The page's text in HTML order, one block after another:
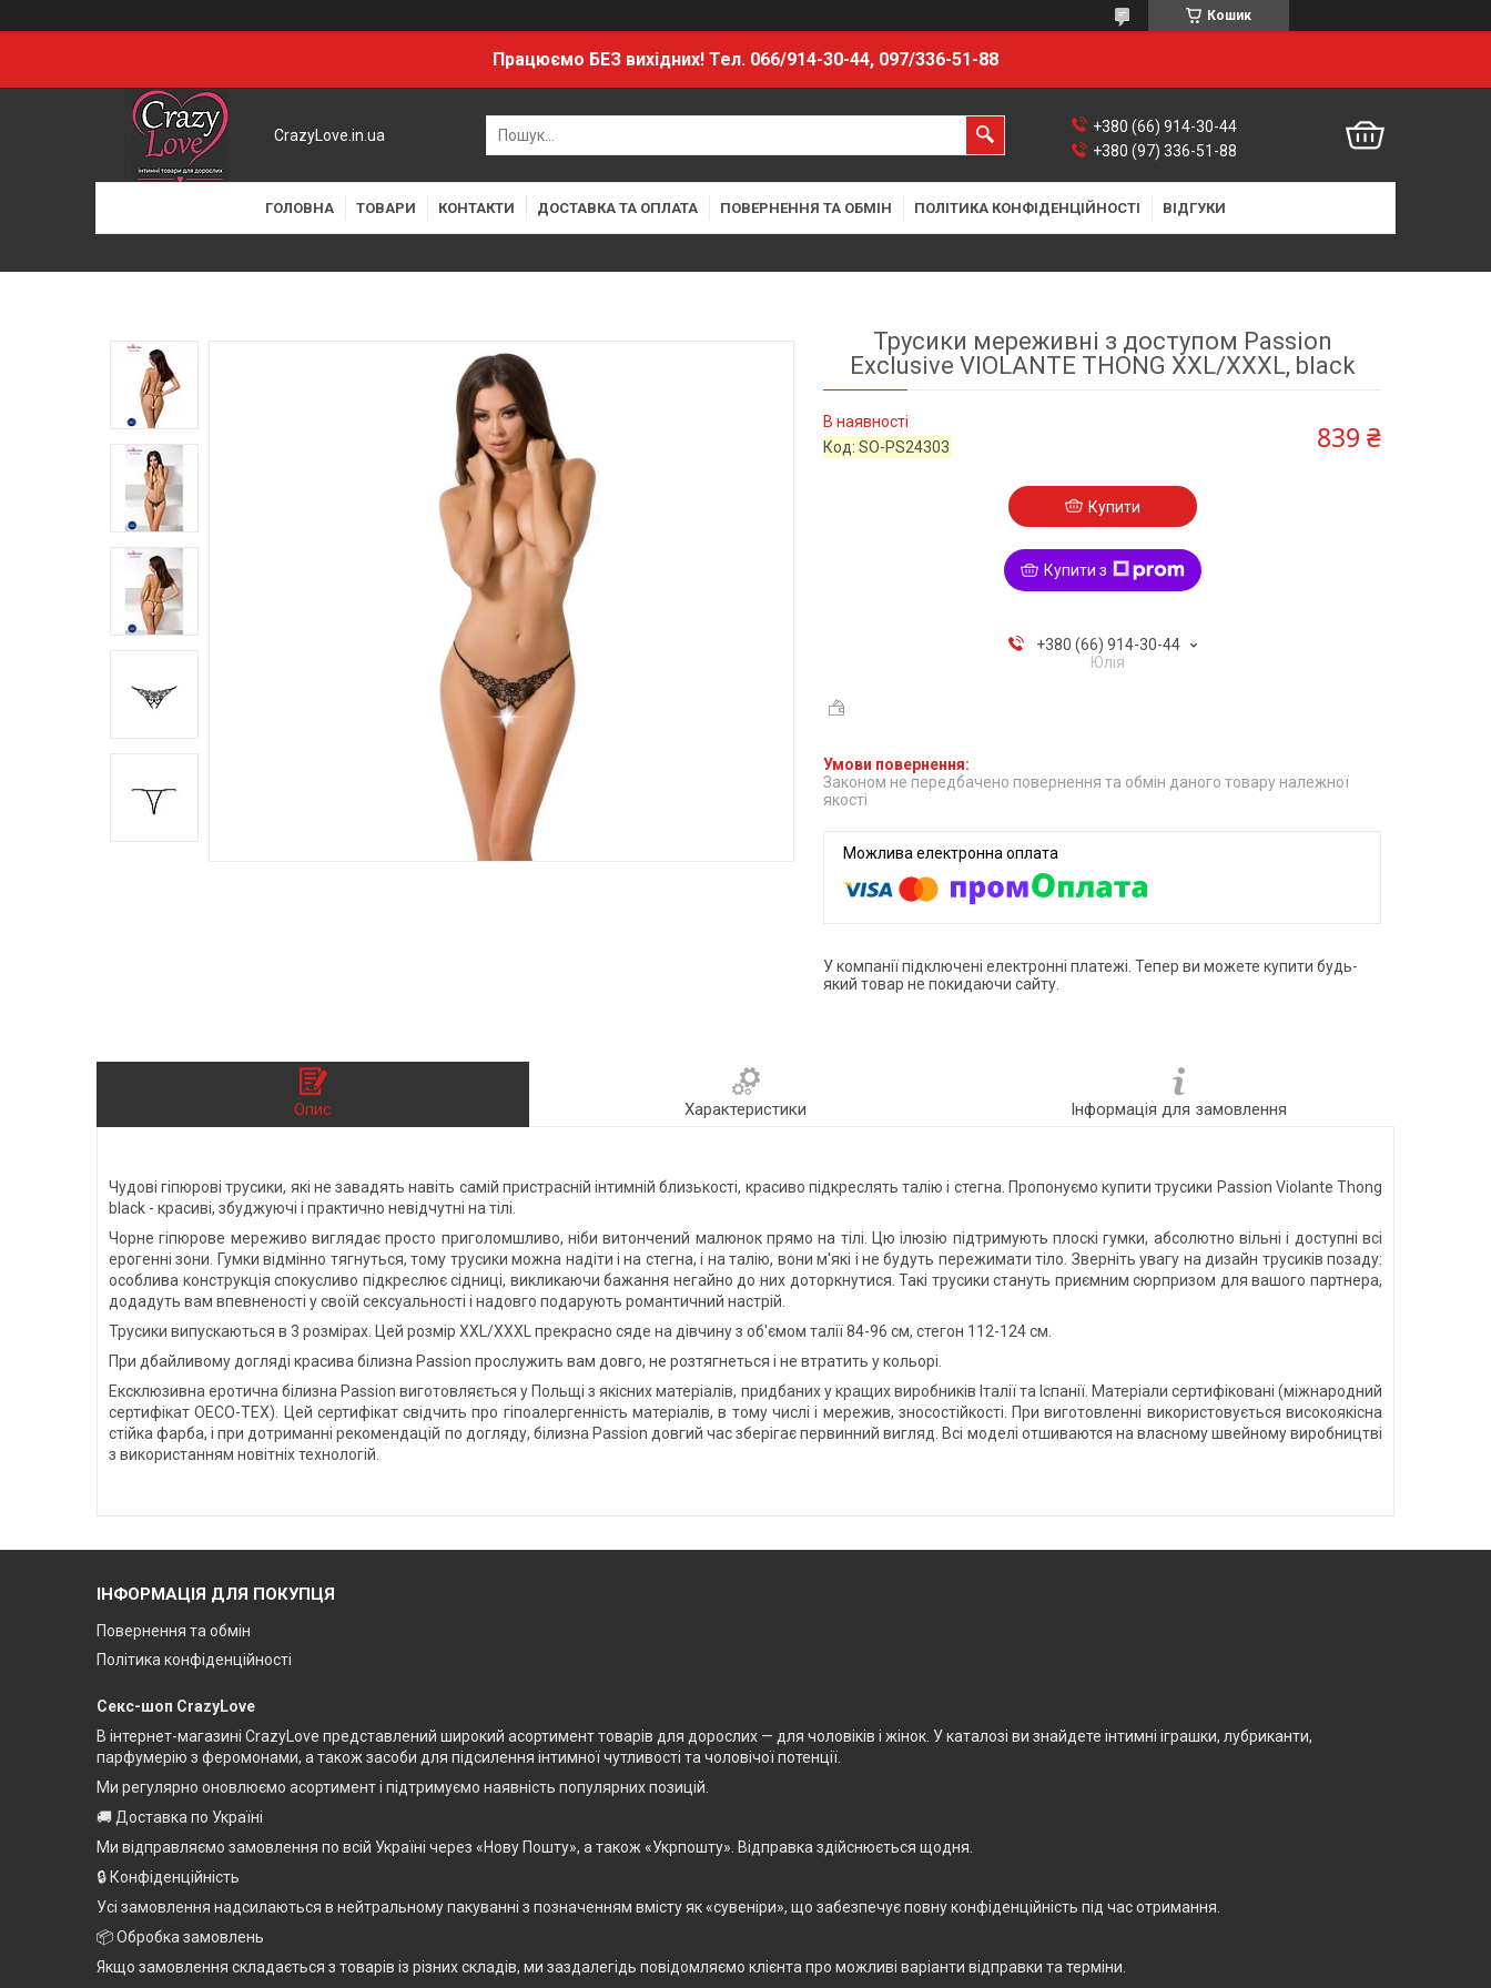
Кошик
Працюємо БЕЗ вихідних! Тел. 066/914-30-44, 097/336-51-88
CrazyLove.in.ua
+380 (66) 914-30-44
+380 (97) 336-51-88
ГОЛОВНА ТОВАРИ КОНТАКТИ ДОСТАВКА ТА ОПЛАТА ПОВЕРНЕННЯ ТА ОБМІН ПОЛІТИКА КОНФІДЕНЦІЙНОСТІ ВІДГУКИ
Трусики мереживні з доступом Passion
Exclusive VIOLANTE THONG XXL/XXXL, black
В наявності
Код:SO-PS24303 839 ₴
Купити
Купити з
+380 (66) 914-30-44
Юлія
Законом не передбачено повернення та обмін даного товару належної
якості
У компанії підключені електронні платежі. Тепер ви можете купити будь-
який товар не покидаючи сайту.
Опис Характеристики Інформація для замовлення
Чудові гіпюрові трусики, які не завадять навіть самій пристрасній інтимній близькості, красиво підкреслять талію і стегна. Пропонуємо купити трусики Passion Violante Thong
black - красиві, збуджуючі і практично невідчутні на тілі.
Чорне гіпюрове мереживо виглядає просто приголомшливо, ніби витончений малюнок прямо на тілі. Цю ілюзію підтримують плоскі гумки, абсолютно вільні і доступні всі
ерогенні зони. Гумки відмінно тягнуться, тому трусики можна надіти і на стегна, і на талію, вони м'які і не будуть пережимати тіло. Зверніть увагу на дизайн трусиків позаду:
особлива конструкція спокусливо підкреслює сідниці, викликаючи бажання негайно до них доторкнутися. Такі трусики стануть приємним сюрпризом для вашого партнера,
додадуть вам впевненості у своїй сексуальності і надовго подарують романтичний настрій.
Трусики випускаються в 3 розмірах. Цей розмір XXL/XXXL прекрасно сяде на дівчину з об'ємом талії 84-96 см, стегон 112-124 см.
При дбайливому догляді красива білизна Passion прослужить вам довго, не розтягнеться і не втратить у кольорі.
Ексклюзивна еротична білизна Passion виготовляється у Польщі з якісних матеріалів, придбаних у кращих виробників Італії та Іспанії. Матеріали сертифіковані (міжнародний
сертифікат OECO-TEX). Цей сертифікат свідчить про гіпоалергенність матеріалів, в тому числі і мережив, зносостійкості. При виготовленні використовується високоякісна
стійка фарба, і при дотриманні рекомендацій по догляду, білизна Passion довгий час зберігає первинний вигляд. Всі моделі отшиваются на власному швейному виробництві
з використанням новітніх технологій.
ІНФОРМАЦІЯ ДЛЯ ПОКУПЦЯ
Повернення та обмін
Політика конфіденційності
Секс-шоп CrazyLove
В інтернет-магазині CrazyLove представлений широкий асортимент товарів для дорослих — для чоловіків і жінок. У каталозі ви знайдете інтимні іграшки, лубриканти,
парфумерію з феромонами, а також засоби для підсилення інтимної чутливості та чоловічої потенції.
Ми регулярно оновлюємо асортимент і підтримуємо наявність популярних позицій.
🚚 Доставка по Україні
Ми відправляємо замовлення по всій Україні через «Нову Пошту», а також «Укрпошту». Відправка здійснюється щодня.
🔒 Конфіденційність
Усі замовлення надсилаються в нейтральному пакуванні з позначенням вмісту як «сувеніри», що забезпечує повну конфіденційність під час отримання.
📦 Обробка замовлень
Якщо замовлення складається з товарів із різних складів, ми заздалегідь повідомляємо клієнта про можливі варіанти відправки та терміни.